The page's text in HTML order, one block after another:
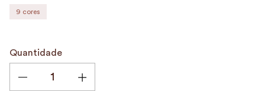
9 cores
Quantidade
8º
10º case